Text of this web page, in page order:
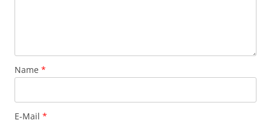
Name *
E-Mail *